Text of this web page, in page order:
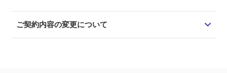
ご契約内容の変更について